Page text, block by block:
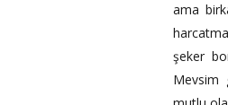
ama
şeker
Mevsim